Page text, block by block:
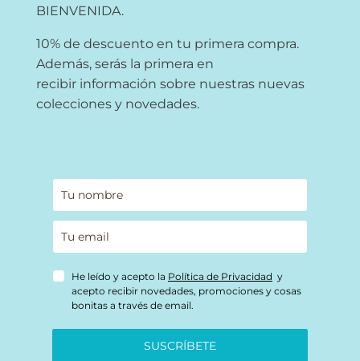
BIENVENIDA.
10% de descuento en tu primera compra.
Además, serás la primera en
recibir información sobre nuestras nuevas
colecciones y novedades.
He leído y acepto la Política de Privacidad y
acepto recibir novedades, promociones y cosas
bonitas a través de email.
SUSCRÍBETE